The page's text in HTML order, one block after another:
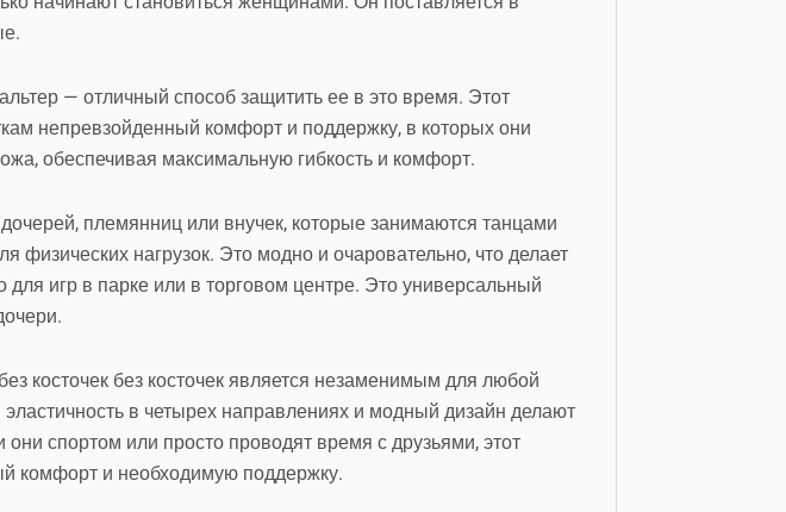
— отличный способ защитить ее в это время. Этот
непревзойденный комфорт и поддержку, в которых они
обеспечивая максимальную гибкость и комфорт.
племянниц или внучек, которые занимаются танцами
физических нагрузок. Это модно и очаровательно, что делает
игр в парке или в торговом центре. Это универсальный
косточек без косточек является незаменимым для любой
в четырех направлениях и модный дизайн делают
спортом или просто проводят время с друзьями, этот
комфорт и необходимую поддержку.